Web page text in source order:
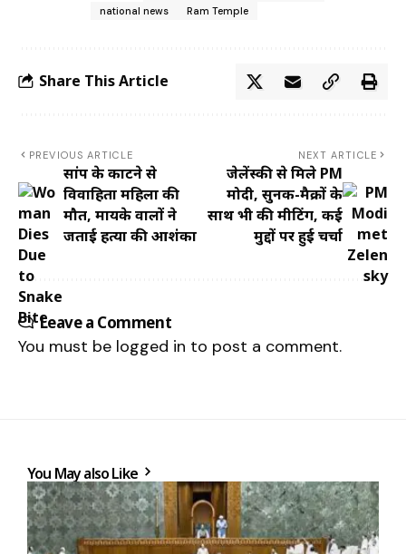
national news
Ram Temple
Share This Article
PREVIOUS ARTICLE
सांप के काटने से
विवाहिता महिला की
मौत, मायके वालों ने
जताई हत्या की आशंका
NEXT ARTICLE
जेलेंस्की से मिले PM
मोदी, सुनक-मैक्रों के
साथ भी की मीटिंग, कई
मुद्दों पर हुई चर्चा
Leave a Comment
You must be logged in to post a comment.
You May also Like